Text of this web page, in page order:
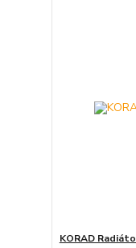
KORAD